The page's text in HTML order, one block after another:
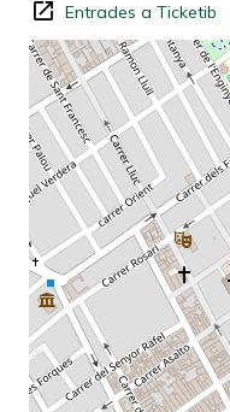
Entrades a Ticketib